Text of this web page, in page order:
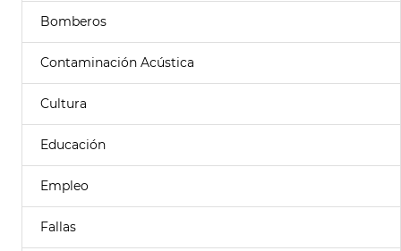
Bomberos
Contaminación Acústica
Cultura
Educación
Empleo
Fallas